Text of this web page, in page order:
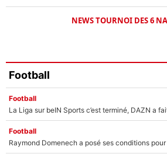
NEWS TOURNOI DES 6
Football
Football
Football